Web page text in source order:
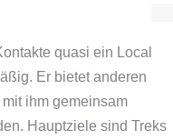
quasi ein Local
Er bietet anderen
ihm gemeinsam
Hauptziele sind Treks